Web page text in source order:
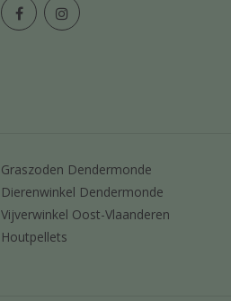
Graszoden Dendermonde
Dierenwinkel Dendermonde
Vijverwinkel Oost-Vlaanderen
Houtpellets